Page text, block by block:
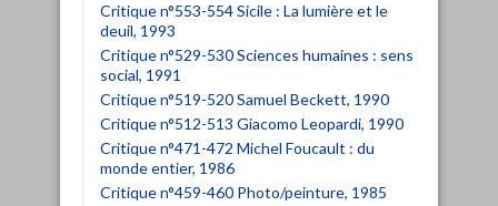
Critique n°553-554 Sicile : La lumière et le
deuil, 1993
Critique n°529-530 Sciences humaines : sens
social, 1991
Critique n°519-520 Samuel Beckett, 1990
Critique n°512-513 Giacomo Leopardi, 1990
Critique n°471-472 Michel Foucault : du
monde entier, 1986
Critique n°459-460 Photo/peinture, 1985